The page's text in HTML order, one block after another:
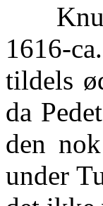
Knut
1616-
tildels
da
den
under